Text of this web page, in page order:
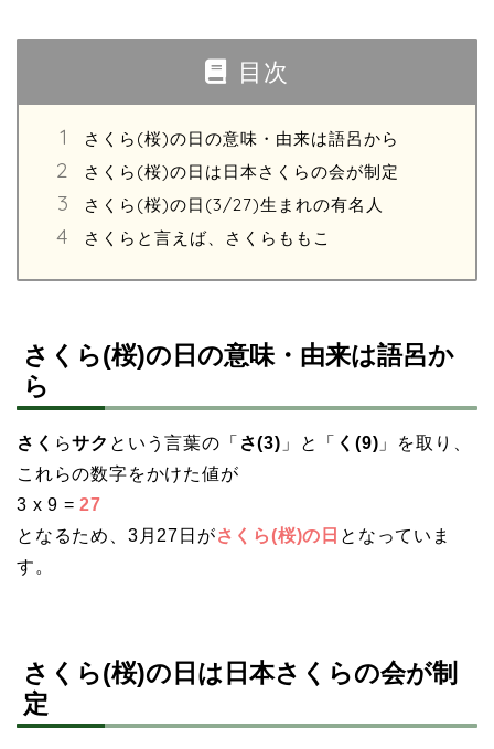
目次
さくら(桜)の日の意味・由来は語呂から
さくら(桜)の日は日本さくらの会が制定
さくら(桜)の日(3/27)生まれの有名人
さくらと言えば、さくらももこ
さくら(桜)の日の意味・由来は語呂か
ら
さく らサク という言葉の「 さ(3) 」と「 く(9) 」を取り、
これらの数字をかけた値が
3 x 9 =27
となるため、3月27日がさくら(桜)の日 となっていま
す。
さくら(桜)の日は日本さくらの会が制
定